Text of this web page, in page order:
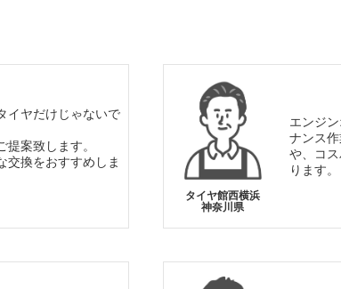
イヤだけじゃないで
案致します。
交換をおすすめしま
タイヤ館西横浜
神奈川県
エンジ
ナンス
や、コ
ります。